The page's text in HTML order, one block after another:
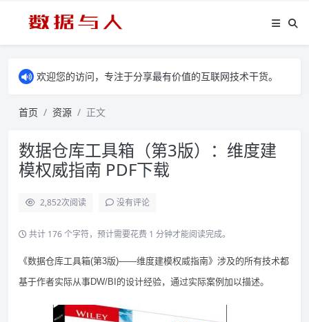
欢迎您的访问，专注于分享最有价值的互联网技术干货。
首页 资源 正文
数据仓库工具箱（第3版）：维度建
模权威指南 PDF下载
2,852次阅读 没有评论
共计 176 个字符，预计需要花费 1 分钟才能阅读完成。
《数据仓库工具箱(第3版)——维度建模权威指南》涉及的所有技术都
基于作者实际从事DW/BI的设计经验，通过实际案例加以描述。